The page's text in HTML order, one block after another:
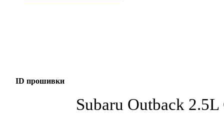
ID прошивки
Subaru Outback